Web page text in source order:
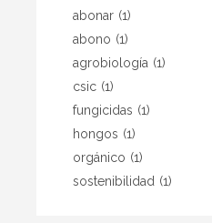
abonar (1)
abono (1)
agrobiología (1)
csic (1)
fungicidas (1)
hongos (1)
orgánico (1)
sostenibilidad (1)